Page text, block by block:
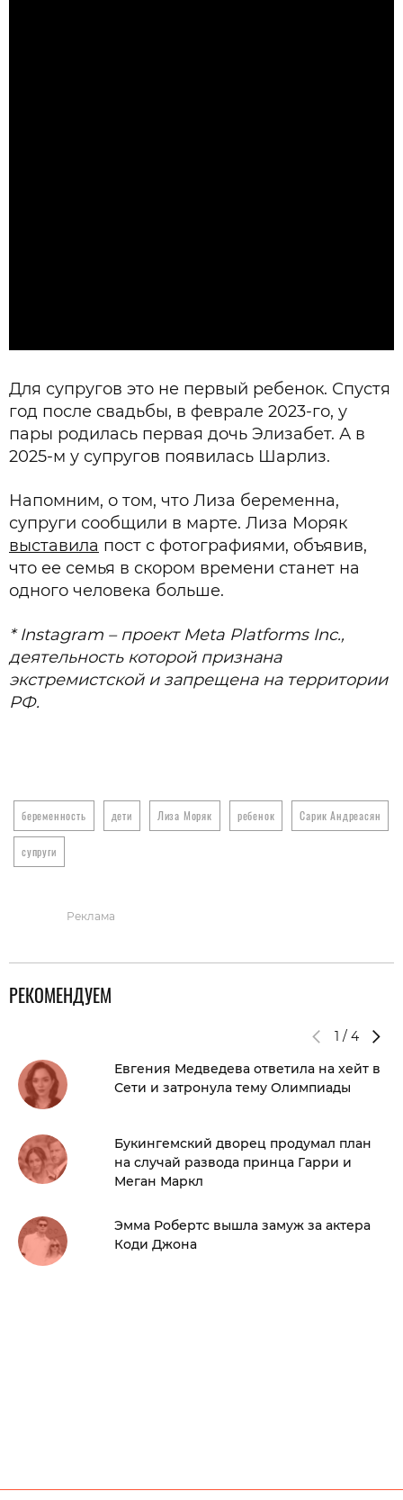
Для супругов это не первый ребенок. Спустя
год после свадьбы, в феврале 2023-го, у
пары родилась первая дочь Элизабет. А в
2025-м у супругов появилась Шарлиз.
Напомним, о том, что Лиза беременна,
супруги сообщили в марте. Лиза Моряк
выставила пост с фотографиями, объявив,
что ее семья в скором времени станет на
одного человека больше.
* Instagram – проект Meta Platforms Inc.,
деятельность которой признана
экстремистской и запрещена на территории
РФ.
беременность дети Лиза Моряк ребенок Сарик Андреасян
супруги
Реклама
РЕКОМЕНДУЕМ
1 / 4
Евгения Медведева ответила на хейт в
Сети и затронула тему Олимпиады
Букингемский дворец продумал план
на случай развода принца Гарри и
Меган Маркл
Эмма Робертс вышла замуж за актера
Коди Джона